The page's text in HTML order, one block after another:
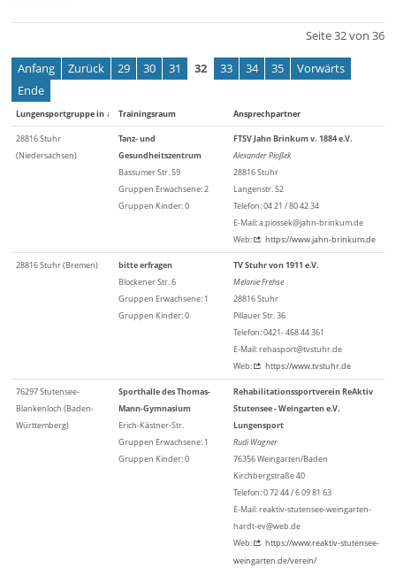
Seite 32 von 36
Anfang Zurück 29 30 31 32 33 34 35
Vorwärts
Ende
Lungensportgruppe in ↓ Trainingsraum Ansprechpartner
28816 Stuhr
(Niedersachsen)
Tanz- und
Gesundheitszentrum
Bassumer Str. 59
Gruppen Erwachsene: 2
Gruppen Kinder: 0
FTSV Jahn Brinkum v. 1884 e.V.
Alexander Pioßek
28816 Stuhr
Langenstr. 52
Telefon: 04 21 / 80 42 34
E-Mail: a.piossek@jahn-brinkum.de
Web:
https://www.jahn-brinkum.de
28816 Stuhr (Bremen)
bitte erfragen
Blockener Str. 6
Gruppen Erwachsene: 1
Gruppen Kinder: 0
TV Stuhr von 1911 e.V.
Melanie Frehse
28816 Stuhr
Pillauer Str. 36
Telefon: 0421- 468 44 361
E-Mail: rehasport@tvstuhr.de
Web:
https://www.tvstuhr.de
76297 Stutensee-
Blankenloch (Baden-
Württemberg)
Sporthalle des Thomas-
Mann-Gymnasium
Erich-Kästner-Str.
Gruppen Erwachsene: 1
Gruppen Kinder: 0
Rehabilitationssportverein ReAktiv
Stutensee - Weingarten e.V.
Lungensport
Rudi Wagner
76356 Weingarten/Baden
Kirchbergstraße 40
Telefon: 0 72 44 / 6 09 81 63
E-Mail: reaktiv-stutensee-weingarten-
hardt-ev@web.de
Web:
https://www.reaktiv-stutensee-
weingarten.de/verein/